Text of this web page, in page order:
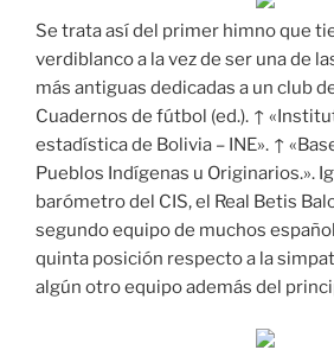
Se trata así del primer himno que
verdiblanco a la vez de ser una de
más antiguas dedicadas a un club
Cuadernos de fútbol (ed.). ↑
estadística de Bolivia – INE». ↑
Pueblos Indígenas u Originarios.».
barómetro del CIS, el Real Betis
segundo equipo de muchos
quinta posición respecto a la
algún otro equipo además del